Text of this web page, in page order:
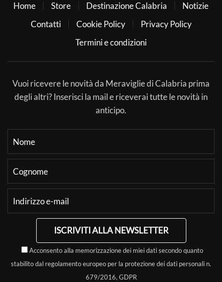
Home Store Destinazione Calabria
Notizie
Contatti
Cookie Policy
Privacy Policy
Termini e condizioni
Vuoi ricevere le novità da Meraviglie di Calabria prima
degli altri? Inserisci la mail e riceverai tutte le novità in
anticipo.
ISCRIVITI ALLA NEWSLETTER
Acconsento alla memorizzazione dei miei dati secondo quanto
stabilito dal regolamento europeo per la protezione dei dati personali n.
679/2016, GDPR